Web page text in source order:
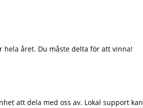
året. Du måste delta för att vinna!
att dela med oss av. Lokal support kan